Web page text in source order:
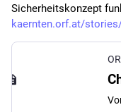
Sicherheitskonzept
kaernten.orf.at/